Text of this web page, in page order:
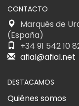
CONTACTO
Marqués de
(España)
+34 91 542 10
afial@afial.net
DESTACAMOS
Quiénes somos